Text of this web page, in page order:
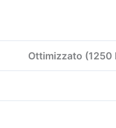
Ottimizzato